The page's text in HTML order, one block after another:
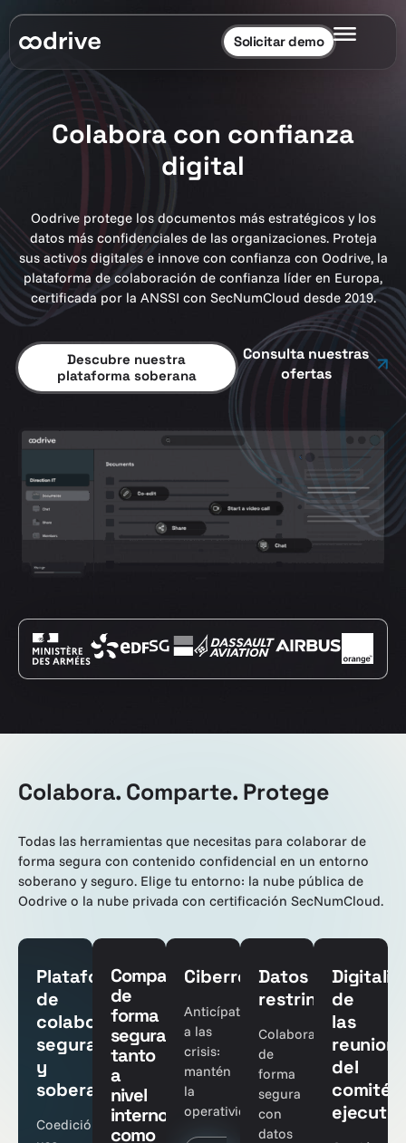
Solicitar demo
Colabora con confianza
digital
Oodrive protege los documentos más estratégicos y los
datos más confidenciales de las organizaciones. Proteja
sus activos digitales e innove con confianza con Oodrive, la
plataforma de colaboración de confianza líder en Europa,
certificada por la ANSSI con SecNumCloud desde 2019.
Descubre nuestra
plataforma soberana
Consulta nuestras
ofertas
Colabora. Comparte. Protege
Todas las herramientas que necesitas para colaborar de
forma segura con contenido confidencial en un entorno
soberano y seguro. Elige tu entorno: la nube pública de
Oodrive o la nube privada con certificación SecNumCloud.
Plataforma
de
colaboración
segura
y
soberana
Coedición,
Compartir
de
forma
segura,
tanto
a
nivel
interno
como
Ciberresiliencia
Anticípate
a las
crisis:
mantén
la
operatividad
Datos
restringidos
Colabora
de
forma
segura
con
datos
de
las
del
comité